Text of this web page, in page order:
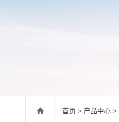
首页 > 产品中心 >